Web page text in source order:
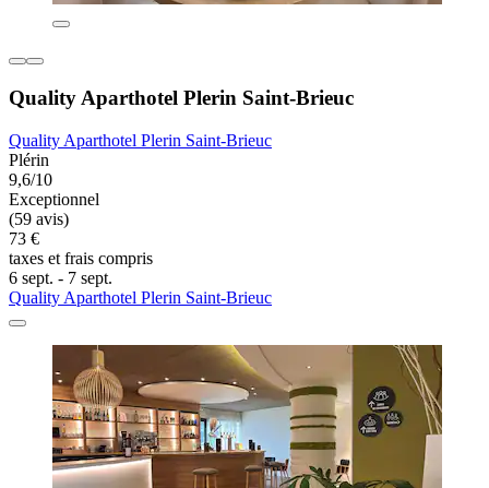
Quality Aparthotel Plerin Saint-Brieuc
Quality Aparthotel Plerin Saint-Brieuc
Plérin
9,6/10
Exceptionnel
(59 avis)
73 €
taxes et frais compris
6 sept. - 7 sept.
Quality Aparthotel Plerin Saint-Brieuc